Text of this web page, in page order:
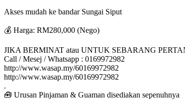
Akses mudah ke bandar Sungai Siput
💰 Harga: RM280,000 (Nego)
JIKA BERMINAT atau UNTUK SEBARANG
Call / Mesej / Whatsapp : 0169972982
http://www.wasap.my/60169972982
http://www.wasap.my/60169972982
.
🧰 Urusan Pinjaman & Guaman disediakan sepenuhnya